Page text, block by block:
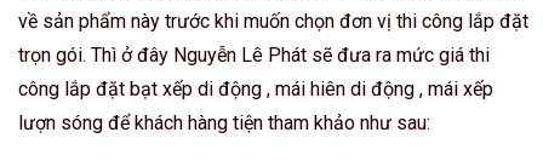
về sản phẩm này trước khi muốn chọn đơn vị thi công lắp đặt
trọn gói. Thì ở đây Nguyễn Lê Phát sẽ đưa ra mức giá thi
công lắp đặt bạt xếp di động , mái hiên di động , mái xếp
lượn sóng để khách hàng tiện tham khảo như sau: